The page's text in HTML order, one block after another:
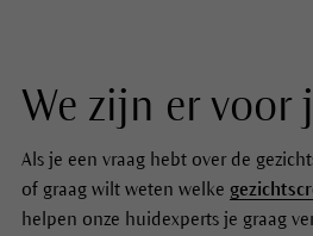
We zijn er voor
Als je een vraag hebt over de
of graag wilt weten welke
helpen onze huidexperts je graag